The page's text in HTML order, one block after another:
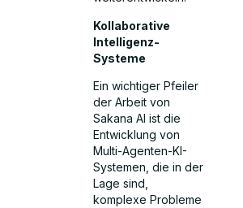
Kollaborative
Intelligenz-
Systeme
Ein wichtiger Pfeiler
der Arbeit von
Sakana AI ist die
Entwicklung von
Multi-Agenten-KI-
Systemen, die in der
Lage sind,
komplexe Probleme